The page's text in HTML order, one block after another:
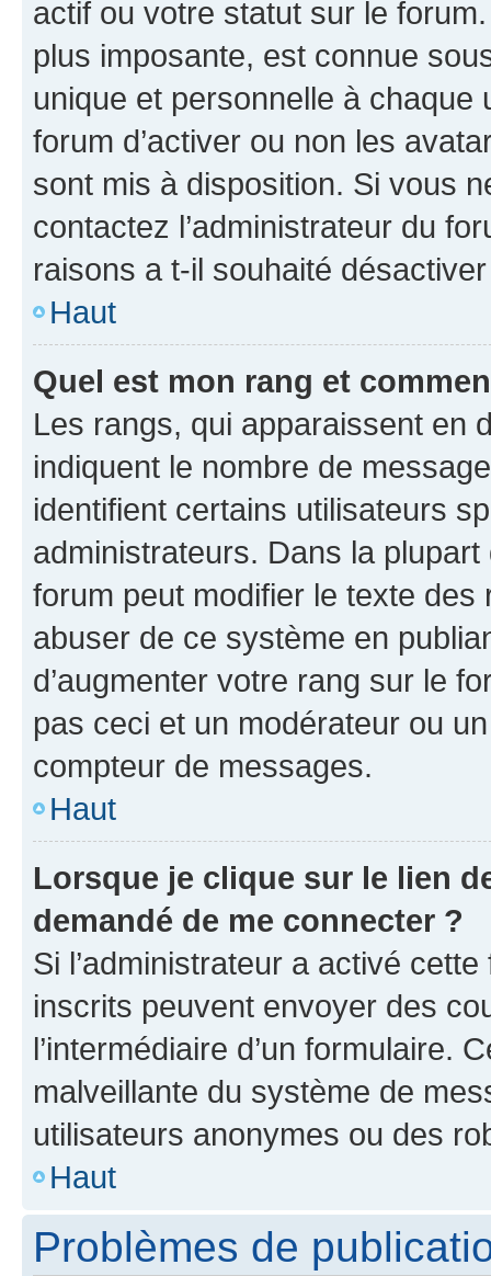
actif ou votre statut sur le
plus imposante, est connue
unique et personnelle à chaque
forum d’activer ou non les
sont mis à disposition. Si vous
contactez l’administrateur du
raisons a t-il souhaité
Haut
Quel est mon rang et
Les rangs, qui apparaissent en
indiquent le nombre de
identifient certains utilisateurs
administrateurs. Dans la
forum peut modifier le texte
abuser de ce système en
d’augmenter votre rang sur le
pas ceci et un modérateur ou
compteur de messages.
Haut
Lorsque je clique sur le lien
demandé de me connecter ?
Si l’administrateur a activé
inscrits peuvent envoyer des
l’intermédiaire d’un formulaire.
malveillante du système de
utilisateurs anonymes ou des
Haut
Problèmes de